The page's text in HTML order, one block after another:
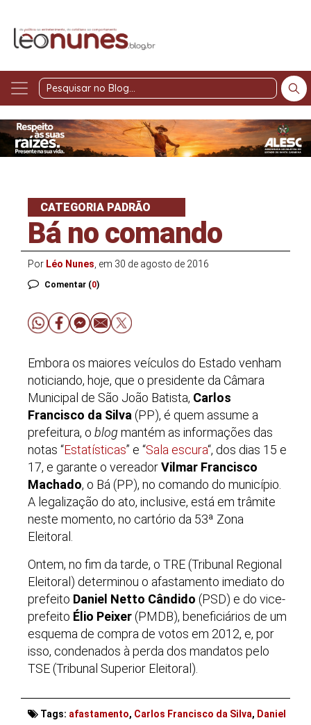
Pesquisar
Blog
CATEGORIA PADRÃO
Bá no comando
Por Léo Nunes , em 30 de agosto de 2016
Comentar (0)
Embora os maiores veículos do Estado venham
noticiando, hoje, que o presidente da Câmara
Municipal de São João Batista, Carlos
Francisco da Silva (PP), é quem assume a
prefeitura, o blog mantém as informações das
notas “Estatísticas” e “Sala escura“, dos dias 15 e
17, e garante o vereadorVilmar Francisco
Machado, o Bá (PP), no comando do município.
A legalização do ato, inclusive, está em trâmite
neste momento, no cartório da 53ª Zona
Eleitoral.
Ontem, no fim da tarde, o TRE (Tribunal Regional
Eleitoral) determinou o afastamento imediato do
prefeito Daniel Netto Cândido (PSD) e do vice-
prefeito Élio Peixer (PMDB), beneficiários de um
esquema de compra de votos em 2012, e, por
isso, condenados à perda dos mandatos pelo
TSE (Tribunal Superior Eleitoral).
Tags: afastamento, Carlos Francisco da Silva, Daniel